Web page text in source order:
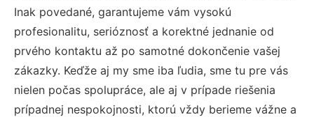
Inak povedané, garantujeme vám vysokú
profesionalitu, serióznosť a korektné jednanie od
prvého kontaktu až po samotné dokončenie vašej
zákazky. Keďže aj my sme iba ľudia, sme tu pre vás
nielen počas spolupráce, ale aj v prípade riešenia
prípadnej nespokojnosti, ktorú vždy berieme vážne a